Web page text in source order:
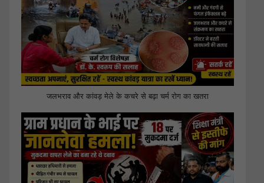
जलभराव और कांवड़ मेले के कचरे से बढ़ा चर्म रोग का खतरा